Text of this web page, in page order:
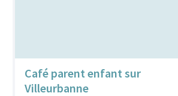
Café parent enfant sur
Villeurbanne